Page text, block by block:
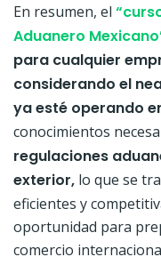
En resumen, el
Aduanero
para cualquier
considerando el
ya esté operando
conocimientos
regulaciones
exterior, lo que se
eficientes y
oportunidad para
comercio